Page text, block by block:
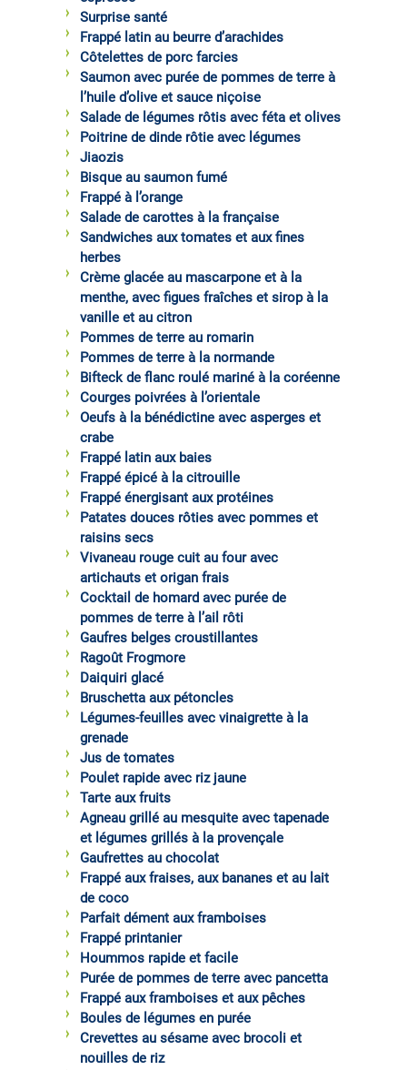
Surprise santé
Frappé latin au beurre d’arachides
Côtelettes de porc farcies
Saumon avec purée de pommes de terre à
l’huile d’olive et sauce niçoise
Salade de légumes rôtis avec féta et olives
Poitrine de dinde rôtie avec légumes
Jiaozis
Bisque au saumon fumé
Frappé à l’orange
Salade de carottes à la française
Sandwiches aux tomates et aux fines
herbes
Crème glacée au mascarpone et à la
menthe, avec figues fraîches et sirop à la
vanille et au citron
Pommes de terre au romarin
Pommes de terre à la normande
Bifteck de flanc roulé mariné à la coréenne
Courges poivrées à l’orientale
Oeufs à la bénédictine avec asperges et
crabe
Frappé latin aux baies
Frappé épicé à la citrouille
Frappé énergisant aux protéines
Patates douces rôties avec pommes et
raisins secs
Vivaneau rouge cuit au four avec
artichauts et origan frais
Cocktail de homard avec purée de
pommes de terre à l’ail rôti
Gaufres belges croustillantes
Ragoût Frogmore
Daiquiri glacé
Bruschetta aux pétoncles
Légumes-feuilles avec vinaigrette à la
grenade
Jus de tomates
Poulet rapide avec riz jaune
Tarte aux fruits
Agneau grillé au mesquite avec tapenade
et légumes grillés à la provençale
Gaufrettes au chocolat
Frappé aux fraises, aux bananes et au lait
de coco
Parfait dément aux framboises
Frappé printanier
Hoummos rapide et facile
Purée de pommes de terre avec pancetta
Frappé aux framboises et aux pêches
Boules de légumes en purée
Crevettes au sésame avec brocoli et
nouilles de riz